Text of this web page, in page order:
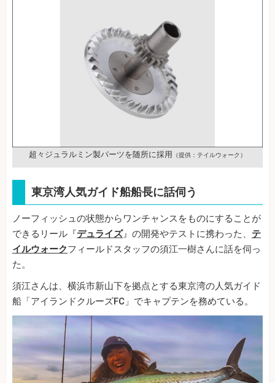
超々ジュラルミン製パーツを随所に採用 （提供：テイルウォーク）
東京湾人気ガイド船船長に話伺う
ノーフィッシュの状態からワンチャンスをものにすることが
できるリール『デュライズ』の開発やテストに携わった、 テ
イルウォークフィールドスタッフの須江一樹さんに話を伺っ
た。
須江さんは、横浜市新山下を拠点とする東京湾の人気ガイド
船「アイランドクルーズFC」でキャプテンを務めている。